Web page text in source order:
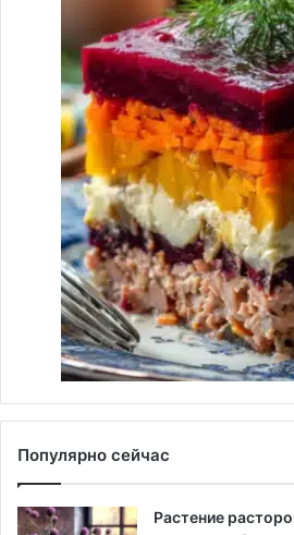
Популярно сейчас
Растение